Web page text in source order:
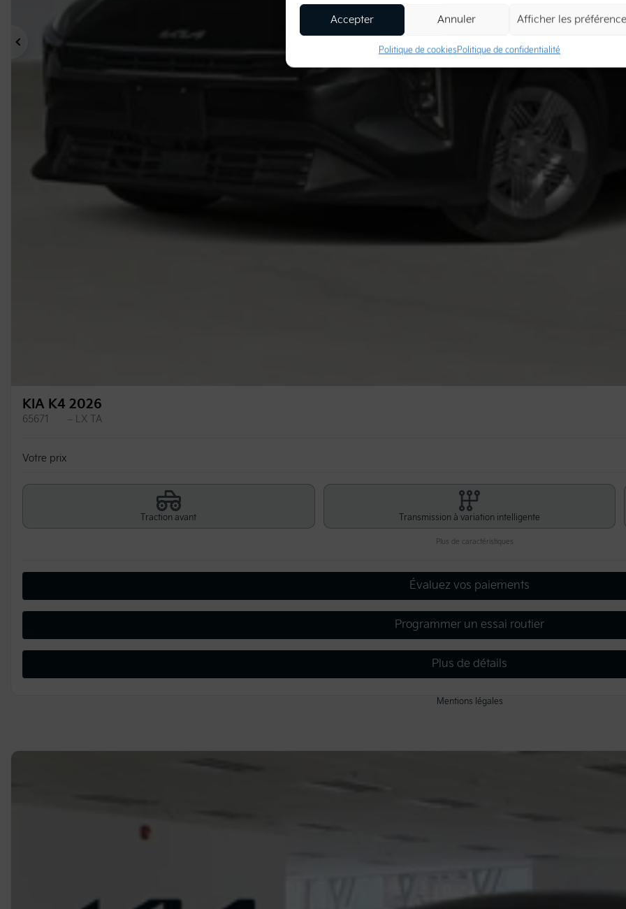
Accepter Annuler Afficher les
Politique de cookiesPolitique de confidentialité
Précédent
KIA K4 2026
65671 – LX TA
Votre prix
Traction avant Transmission à variation intelligente
Plus de caractéristiques
Évaluez vos paiements
Programmer un essai routier
Plus de détails
Mentions légales